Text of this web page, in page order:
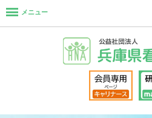
メニュー